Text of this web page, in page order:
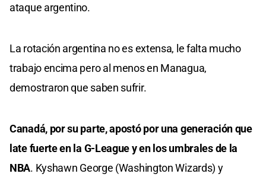
ataque argentino.
La rotación argentina no es extensa, le falta mucho
trabajo encima pero al menos en Managua,
demostraron que saben sufrir.
Canadá, por su parte, apostó por una generación que
late fuerte en la G-League y en los umbrales de la
NBA. Kyshawn George (Washington Wizards) y